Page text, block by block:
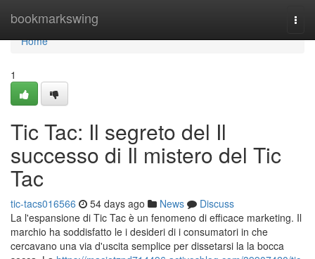
bookmarkswing
Home
Home
1
Tic Tac: Il segreto del Il
successo di Il mistero del Tic
Tac
tic-tacs016566 54 days ago News
Discuss
La l'espansione di Tic Tac è un fenomeno di efficace marketing. Il
marchio ha soddisfatto le i desideri di i consumatori in che
cercavano una via d'uscita semplice per dissetarsi la la bocca